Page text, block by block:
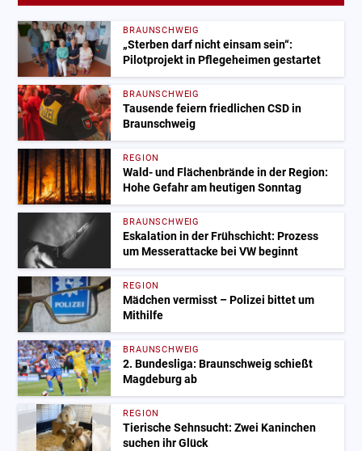
BRAUNSCHWEIG
„Sterben darf nicht einsam sein“:
Pilotprojekt in Pflegeheimen gestartet
BRAUNSCHWEIG
Tausende feiern friedlichen CSD in
Braunschweig
REGION
Wald- und Flächenbrände in der Region:
Hohe Gefahr am heutigen Sonntag
BRAUNSCHWEIG
Eskalation in der Frühschicht: Prozess
um Messerattacke bei VW beginnt
REGION
Mädchen vermisst – Polizei bittet um
Mithilfe
BRAUNSCHWEIG
2. Bundesliga: Braunschweig schießt
Magdeburg ab
REGION
Tierische Sehnsucht: Zwei Kaninchen
suchen ihr Glück